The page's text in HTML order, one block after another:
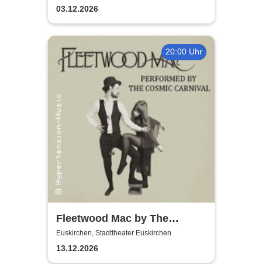
Graceland
03.12.2026
20:00 Uhr
Fleetwood Mac by The
Cosmic Carnival - The
Incredible Story
Euskirchen, Stadttheater Euskirchen
13.12.2026